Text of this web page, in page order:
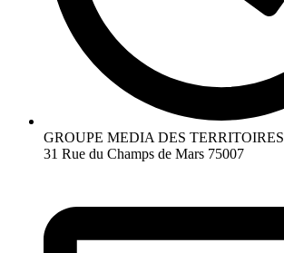
GROUPE MEDIA DES TERRITOIRES
31 Rue du Champs de Mars 75007